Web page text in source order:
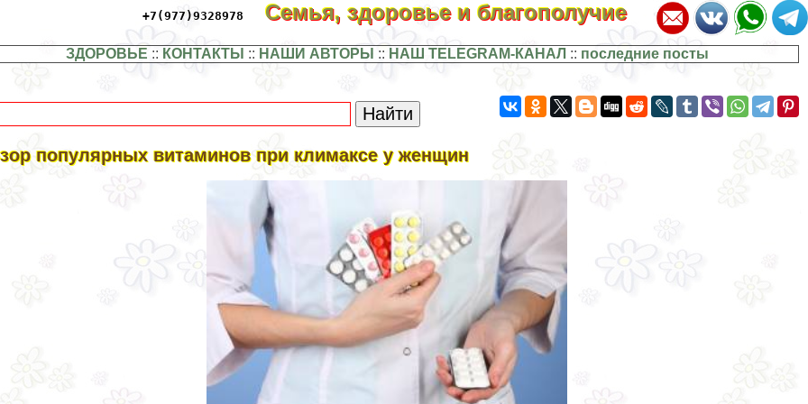
+7(977)9328978 Семья, здоровье и благополучие
ЗДОРОВЬЕ :: КОНТАКТЫ :: НАШИ АВТОРЫ :: НАШ TELEGRAM-КАНАЛ :: последние посты
популярных витаминов при климaкcе у женщин